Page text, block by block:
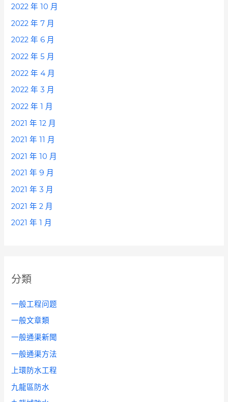
2022 年 10 月
2022 年 7 月
2022 年 6 月
2022 年 5 月
2022 年 4 月
2022 年 3 月
2022 年 1 月
2021 年 12 月
2021 年 11 月
2021 年 10 月
2021 年 9 月
2021 年 3 月
2021 年 2 月
2021 年 1 月
分類
一般工程问题
一般文章類
一般通渠新聞
一般通渠方法
上環防水工程
九龍區防水